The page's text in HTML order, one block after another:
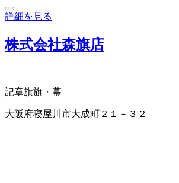
詳細を見る
株式会社森旗店
記章旗旗・幕
大阪府寝屋川市大成町２１－３２